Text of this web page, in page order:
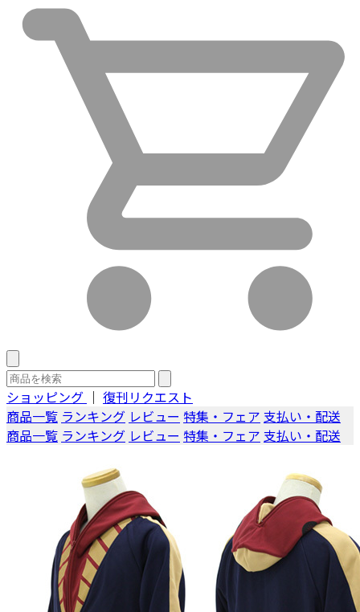
ショッピング ｜ 復刊リクエスト
商品一覧 ランキング レビュー 特集・フェア 支払い・配送
商品一覧 ランキング レビュー 特集・フェア 支払い・配送